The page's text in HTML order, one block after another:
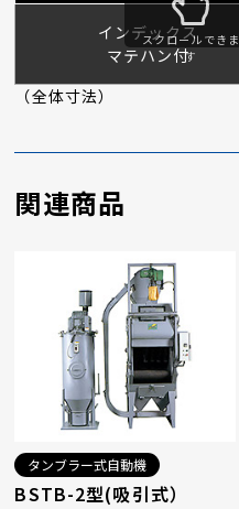
インデックス
マテハン付
スクロールできま
す
（全体寸法）
関連商品
タンブラー式自動機
BSTB-2型(吸引式）